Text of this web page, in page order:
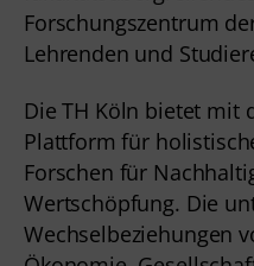
Forschungszentrum
Lehrenden und
Die TH Köln bietet mit
Plattform für
Forschen für
Wertschöpfung. Die
Wechselbeziehungen